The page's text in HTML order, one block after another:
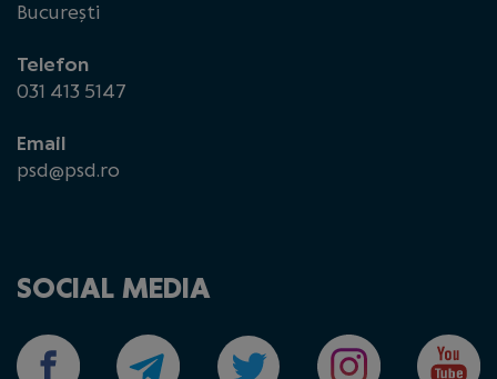
București
Telefon
031 413 5147
Email
psd@psd.ro
SOCIAL MEDIA